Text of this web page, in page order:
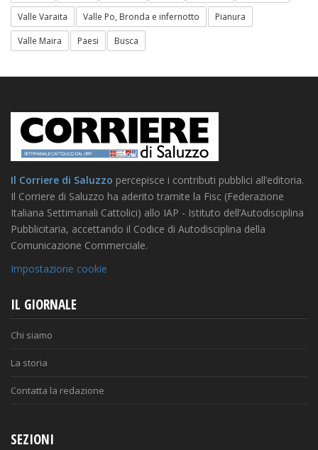
Valle Varaita
Valle Po, Bronda e infernotto
Pianura
Valle Maira
Paesi Busca
Il Corriere di Saluzzo percepisce i contributi pubblici all’editoria.
Il Corriere di Saluzzo ha aderito tramite la Fisc (Federazione
Italiana Settimanali Cattolici) allo IAP - Istituto dell’Autodisciplina
Pubblicitaria, accettando il Codice di Autodisciplina della
Comunicazione Commerciale.
Impostazione cookie
IL GIORNALE
Chi siamo
La storia
Contatta la redazione
SEZIONI